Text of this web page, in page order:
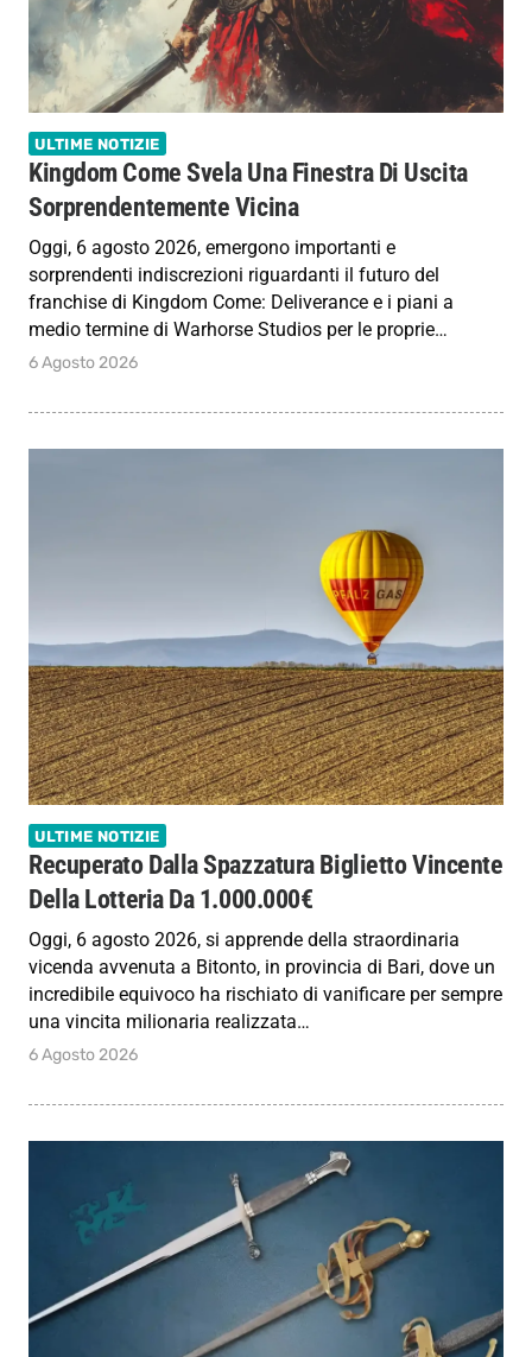
ULTIME NOTIZIE
Kingdom Come Svela Una Finestra Di Uscita
Sorprendentemente Vicina
Oggi, 6 agosto 2026, emergono importanti e
sorprendenti indiscrezioni riguardanti il futuro del
franchise di Kingdom Come: Deliverance e i piani a
medio termine di Warhorse Studios per le proprie…
6 Agosto 2026
ULTIME NOTIZIE
Recuperato Dalla Spazzatura Biglietto Vincente
Della Lotteria Da 1.000.000€
Oggi, 6 agosto 2026, si apprende della straordinaria
vicenda avvenuta a Bitonto, in provincia di Bari, dove un
incredibile equivoco ha rischiato di vanificare per sempre
una vincita milionaria realizzata…
6 Agosto 2026